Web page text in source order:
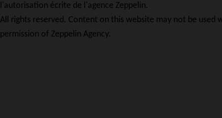
l'autorisation écrite de l'agence Zeppelin.
All rights reserved. Content on this website may not be used
permission of Zeppelin Agency.